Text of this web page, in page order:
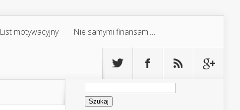
List motywacyjny Nie samymi finansami…
Szukaj: